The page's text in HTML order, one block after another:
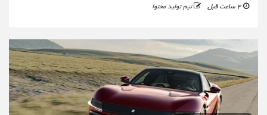
تیم تولید محتوا